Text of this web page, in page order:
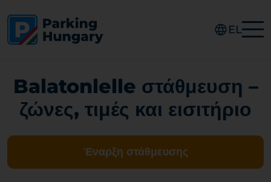
EL
Balatonlelle στάθμευση –
ζώνες, τιμές και εισιτήριο
Έναρξη στάθμευσης